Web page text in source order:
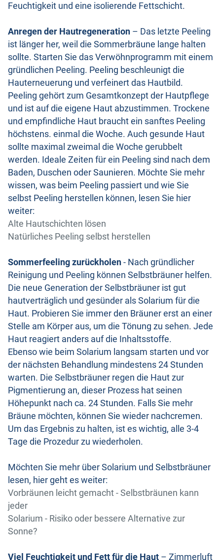
Feuchtigkeit und eine isolierende Fettschicht.
Anregen der Hautregeneration – Das letzte Peeling
ist länger her, weil die Sommerbräune lange halten
sollte. Starten Sie das Verwöhnprogramm mit einem
gründlichen Peeling. Peeling beschleunigt die
Hauterneuerung und verfeinert das Hautbild.
Peeling gehört zum Gesamtkonzept der Hautpflege
und ist auf die eigene Haut abzustimmen. Trockene
und empfindliche Haut braucht ein sanftes Peeling
höchstens. einmal die Woche. Auch gesunde Haut
sollte maximal zweimal die Woche gerubbelt
werden. Ideale Zeiten für ein Peeling sind nach dem
Baden, Duschen oder Saunieren. Möchte Sie mehr
wissen, was beim Peeling passiert und wie Sie
selbst Peeling herstellen können, lesen Sie hier
weiter:
Alte Hautschichten lösen
Natürliches Peeling selbst herstellen
Sommerfeeling zurückholen - Nach gründlicher
Reinigung und Peeling können Selbstbräuner helfen.
Die neue Generation der Selbstbräuner ist gut
hautverträglich und gesünder als Solarium für die
Haut. Probieren Sie immer den Bräuner erst an einer
Stelle am Körper aus, um die Tönung zu sehen. Jede
Haut reagiert anders auf die Inhaltsstoffe.
Ebenso wie beim Solarium langsam starten und vor
der nächsten Behandlung mindestens 24 Stunden
warten. Die Selbstbräuner regen die Haut zur
Pigmentierung an, dieser Prozess hat seinen
Höhepunkt nach ca. 24 Stunden. Falls Sie mehr
Bräune möchten, können Sie wieder nachcremen.
Um das Ergebnis zu halten, ist es wichtig, alle 3-4
Tage die Prozedur zu wiederholen.
Möchten Sie mehr über Solarium und Selbstbräuner
lesen, hier geht es weiter:
Vorbräunen leicht gemacht - Selbstbräunen kann
jeder
Solarium - Risiko oder bessere Alternative zur
Sonne?
Viel Feuchtigkeit und Fett für die Haut – Zimmerluft